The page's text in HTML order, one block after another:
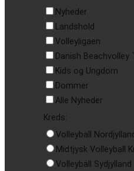
Nyheder
Landshold
Volleyligaen
Danish Beachvolley
Kids og Ungdom
Dommer
Alle Nyheder
Kreds:
Volleyball Nordjylland
Midtjysk Volleyball
Volleyball Sydjylland